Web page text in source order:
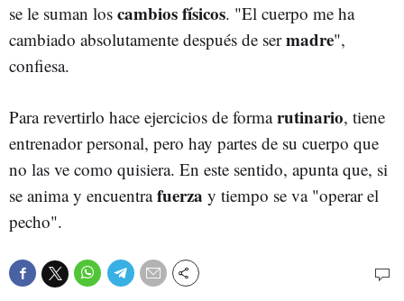
se le suman los cambios físicos. "El cuerpo me ha
cambiado absolutamente después de sermadre",
confiesa.
Para revertirlo hace ejercicios de formarutinario, tiene
entrenador personal, pero hay partes de su cuerpo que
no las ve como quisiera. En este sentido, apunta que, si
se anima y encuentrafuerza y tiempo se va "operar el
pecho".